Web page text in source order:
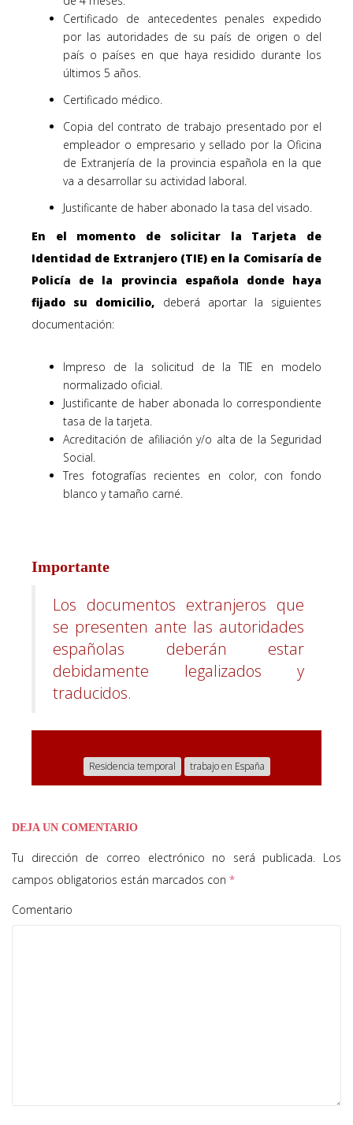
Certificado de antecedentes penales expedido
por las autoridades de su país de origen o del
país o países en que haya residido durante los
últimos 5 años.
Certificado médico.
Copia del contrato de trabajo presentado por el
empleador o empresario y sellado por la Oficina
de Extranjería de la provincia española en la que
va a desarrollar su actividad laboral.
Justificante de haber abonado la tasa del visado.
En el momento de solicitar la Tarjeta de
Identidad de Extranjero (TIE) en la Comisaría de
Policía de la provincia española donde haya
fijado su domicilio, deberá aportar la siguientes
documentación:
Impreso de la solicitud de la TIE en modelo
normalizado oficial.
Justificante de haber abonada lo correspondiente
tasa de la tarjeta.
Acreditación de afiliación y/o alta de la Seguridad
Social.
Tres fotografías recientes en color, con fondo
blanco y tamaño carné.
Importante
Los documentos extranjeros que
se presenten ante las autoridades
españolas deberán estar
debidamente legalizados y
traducidos.
Residencia temporal trabajo en España
DEJA UN COMENTARIO
Tu dirección de correo electrónico no será publicada.
Los
campos obligatorios están marcados con *
Comentario